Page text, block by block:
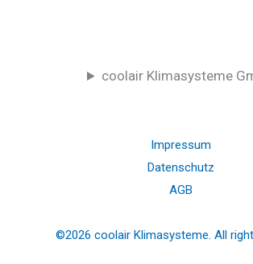
coolair Klimasysteme
Impressum
Datenschutz
AGB
©2026 coolair Klimasysteme. All